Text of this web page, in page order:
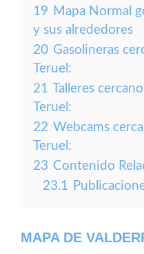
19 Mapa Normal
y sus alrededores
20 Gasolineras
Teruel:
21 Talleres
Teruel:
22 Webcams
Teruel:
23 Contenido
23.1
MAPA DE